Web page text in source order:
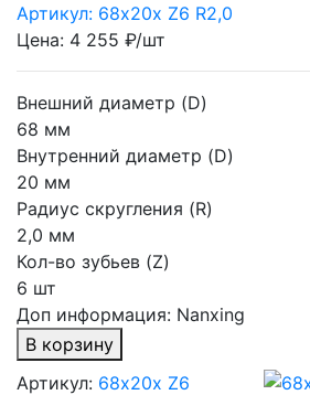
Артикул: 68х20х Z6 R2,0
Цена: 4 255 ₽/шт
Внешний диаметр (D)
68 мм
Внутренний диаметр (D)
20 мм
Радиус скругления (R)
2,0 мм
Кол-во зубьев (Z)
6 шт
Доп информация: Nanxing
В корзину
Артикул: 68х20х Z6